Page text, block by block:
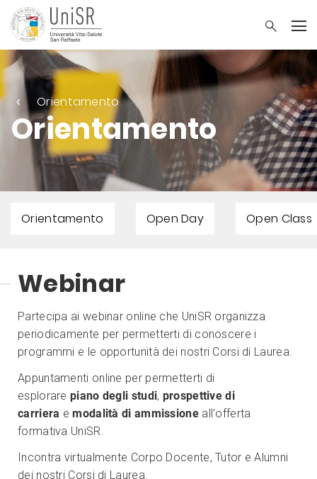
Orientamento
Orientamento
Orientamento Open Day Open Class
Webinar
Partecipa ai webinar online che UniSR organizza
periodicamente per permetterti di conoscere i
programmi e le opportunità dei nostri Corsi di Laurea.
Appuntamenti online per permetterti di
esplorare piano degli studi, prospettive di
carriera emodalità di ammissioneall'offerta
formativa UniSR.
Incontra virtualmente Corpo Docente, Tutor e Alumni
dei nostri Corsi di Laurea.